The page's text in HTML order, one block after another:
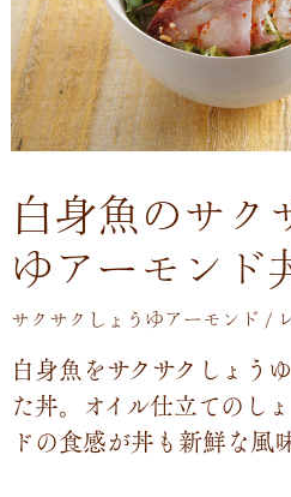
白身魚のサク
ゆアーモンド
サクサクしょうゆアーモンド /
白身魚をサクサク し ょ う ゆ
た丼。 オイル仕立ての し ょ
ドの食感が丼 も新鮮な風